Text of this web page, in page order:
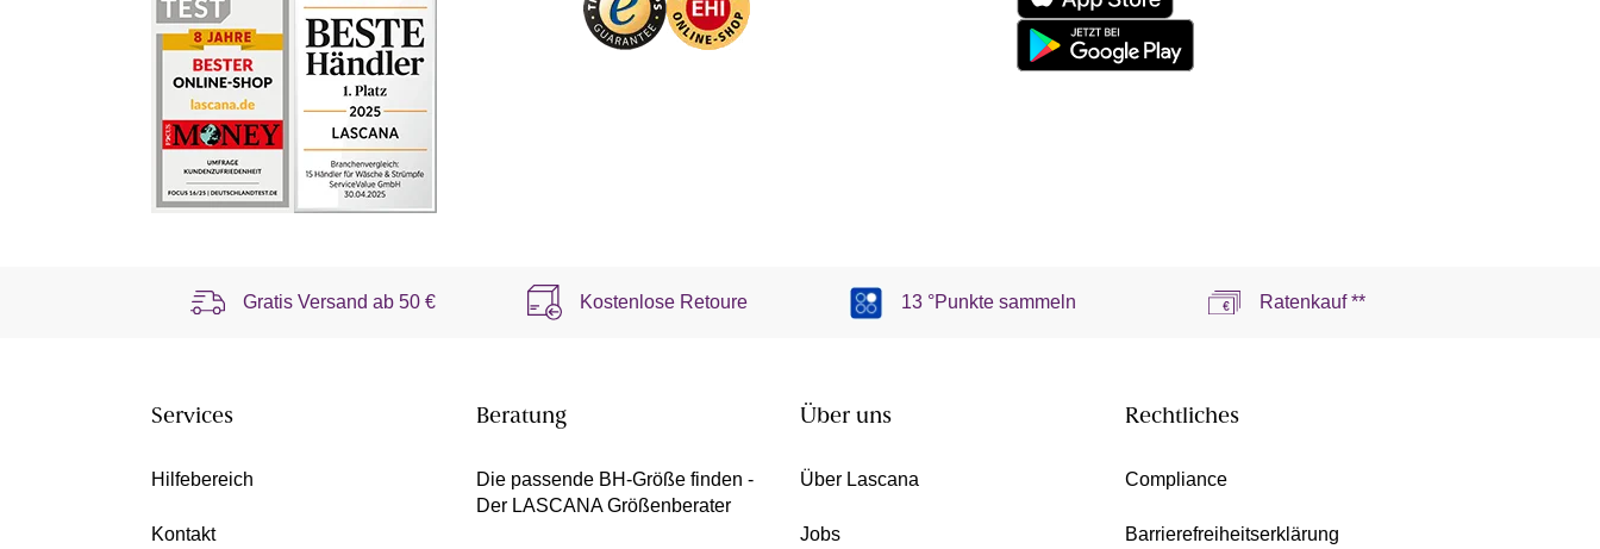
Gratis Versand ab50 € Kostenlose Retoure 13 °Punkte sammeln Ratenkauf **
Services
Hilfebereich
Kontakt
Beratung
Die passende BH-Größe finden -
Der LASCANA Größenberater
Über uns
Über Lascana
Jobs
Rechtliches
Compliance
Barrierefreiheitserklärung